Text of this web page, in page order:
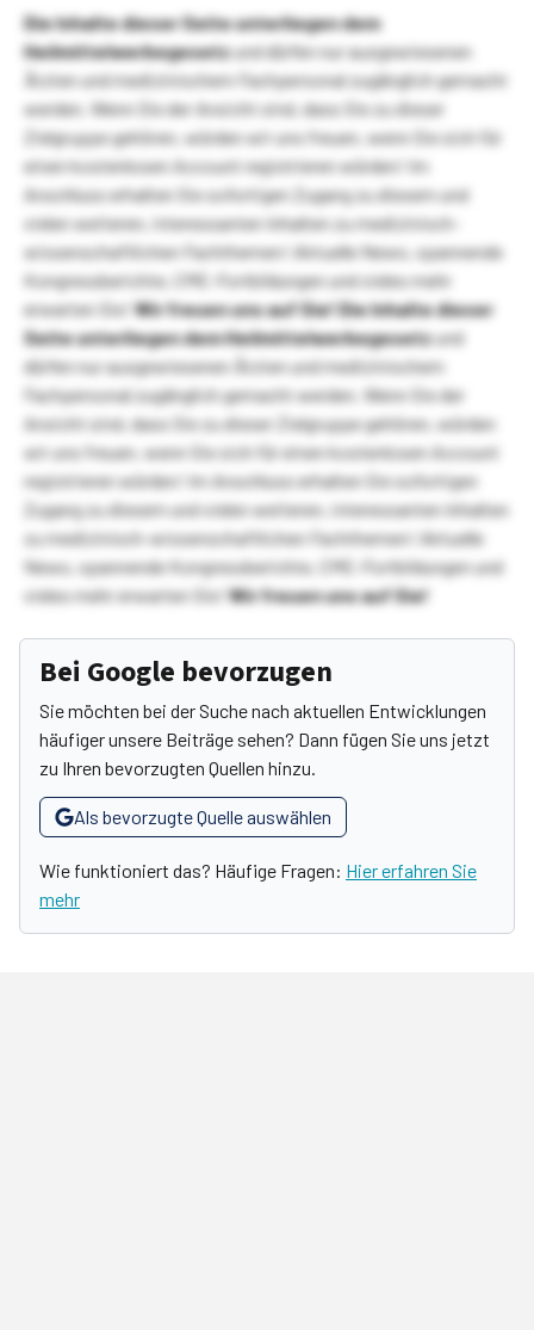
Die Inhalte dieser Seite unterliegen dem
Heilmittelwerbegesetzund dürfen nur ausgewiesenen
Ärzten und medizinischem Fachpersonal zugänglich gemacht
werden. Wenn Sie der Ansicht sind, dass Sie zu dieser
Zielgruppe gehören, würden wir uns freuen, wenn Sie sich für
einen kostenlosen Account registrieren würden! Im
Anschluss erhalten Sie sofortigen Zugang zu diesem und
vielen weiteren, interessanten Inhalten zu medizinisch-
wissenschaftlichen Fachthemen! Aktuelle News, spannende
Kongressberichte, CME-Fortbildungen und vieles mehr
erwarten Sie!Wir freuen uns auf Sie!Die Inhalte dieser
Seite unterliegen dem Heilmittelwerbegesetzund
dürfen nur ausgewiesenen Ärzten und medizinischem
Fachpersonal zugänglich gemacht werden. Wenn Sie der
Ansicht sind, dass Sie zu dieser Zielgruppe gehören, würden
wir uns freuen, wenn Sie sich für einen kostenlosen Account
registrieren würden! Im Anschluss erhalten Sie sofortigen
Zugang zu diesem und vielen weiteren, interessanten Inhalten
zu medizinisch-wissenschaftlichen Fachthemen! Aktuelle
News, spannende Kongressberichte, CME-Fortbildungen und
vieles mehr erwarten Sie!Wir freuen uns auf Sie!
Bei Google bevorzugen
Sie möchten bei der Suche nach aktuellen Entwicklungen
häufiger unsere Beiträge sehen? Dann fügen Sie uns jetzt
zu Ihren bevorzugten Quellen hinzu.
Als bevorzugte Quelle auswählen
Wie funktioniert das? Häufige Fragen: Hier erfahren Sie
mehr